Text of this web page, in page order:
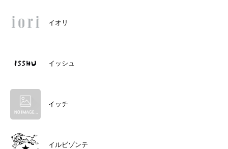
イオリ
イッシュ
イッチ
イルビゾンテ